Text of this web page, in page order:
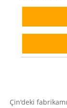
Çin'deki